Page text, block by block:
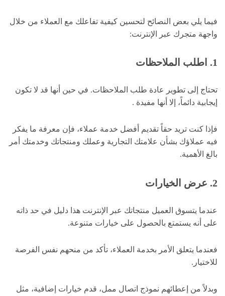
فيما يلي بعض النصائح لتحسين كيفية تفاعلك مع العملاء من خلال
واجهة متجرك عبر الإنترنت:
1. اطلب الملاحظات
تحتاج إلى تطوير عادة طلب الملاحظات. في حين أنها قد لا تكون
إيجابية دائماً، إلا أنها مفيدة .
فإذا كنت تريد حقاً تقديم أفضل خدمة عملاء، فإن معرفة ما يفكر
فيه عملاؤك بشأن علامتك التجارية وعملك ومنتجاتك وخدمتك أمر
بالغ الأهمية.
2. عرض الخيارات
عندما يتسوق العميل منتجاتك عبر الإنترنت هذا دليل في حد ذاته
على أنه يستمتع بالحصول على خيارات متنوعة.
فعندما يتعلق الأمر بخدمة العملاء، تأكد من منحهم نفس الفرصة
للاختيار.
وبدلاً من إعطائهم نموذج اتصال ممل، قدم خيارات إضافية، مثل